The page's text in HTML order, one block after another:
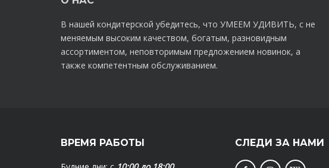
В нашей кондитерской убедитесь, что УМЕЕМ УДИВИТЬ, с не
меняемым высоким качеством, богатым, разновидным
ассортиментом, неповторимым предложением новинок, а
также компетентным обслуживанием.
ВРЕМЯ РАБОТЫ СЛЕДИ ЗА НАМИ